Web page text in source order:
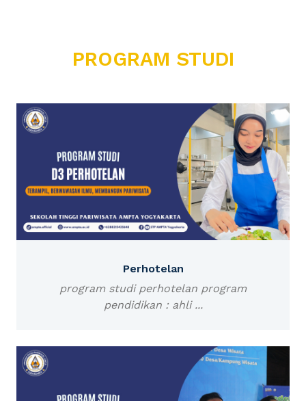
PROGRAM STUDI
Perhotelan
program studi perhotelan program
pendidikan : ahli ...